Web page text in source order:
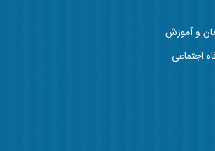
و آموزش
اجتماعی